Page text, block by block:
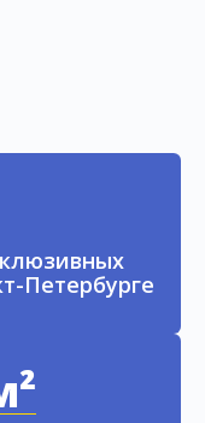
Петербурге